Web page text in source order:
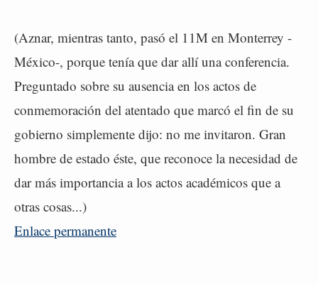
(Aznar, mientras tanto, pasó el 11M en Monterrey -
México-, porque tenía que dar allí una conferencia.
Preguntado sobre su ausencia en los actos de
conmemoración del atentado que marcó el fin de su
gobierno simplemente dijo: no me invitaron. Gran
hombre de estado éste, que reconoce la necesidad de
dar más importancia a los actos académicos que a
otras cosas...)
Enlace permanente